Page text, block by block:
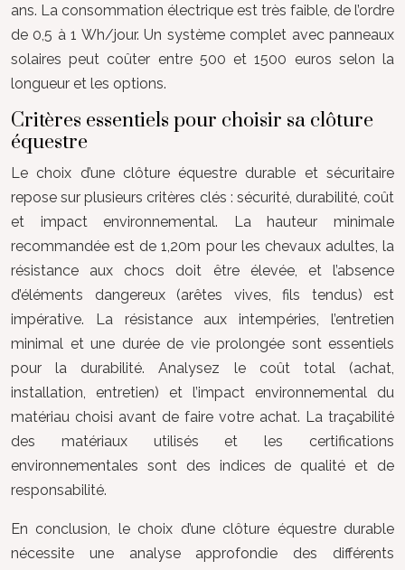
ans. La consommation électrique est très faible, de l’ordre
de 0,5 à 1 Wh/jour. Un système complet avec panneaux
solaires peut coûter entre 500 et 1500 euros selon la
longueur et les options.
Critères essentiels pour choisir sa clôture
équestre
Le choix d’une clôture équestre durable et sécuritaire
repose sur plusieurs critères clés : sécurité, durabilité, coût
et impact environnemental. La hauteur minimale
recommandée est de 1,20m pour les chevaux adultes, la
résistance aux chocs doit être élevée, et l’absence
d’éléments dangereux (arêtes vives, fils tendus) est
impérative. La résistance aux intempéries, l’entretien
minimal et une durée de vie prolongée sont essentiels
pour la durabilité. Analysez le coût total (achat,
installation, entretien) et l’impact environnemental du
matériau choisi avant de faire votre achat. La traçabilité
des matériaux utilisés et les certifications
environnementales sont des indices de qualité et de
responsabilité.
En conclusion, le choix d’une clôture équestre durable
nécessite une analyse approfondie des différents